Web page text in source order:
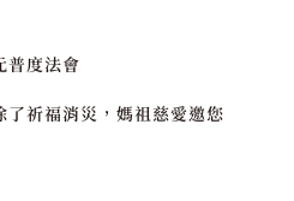
普度法會
了祈福消災，媽祖慈愛邀您